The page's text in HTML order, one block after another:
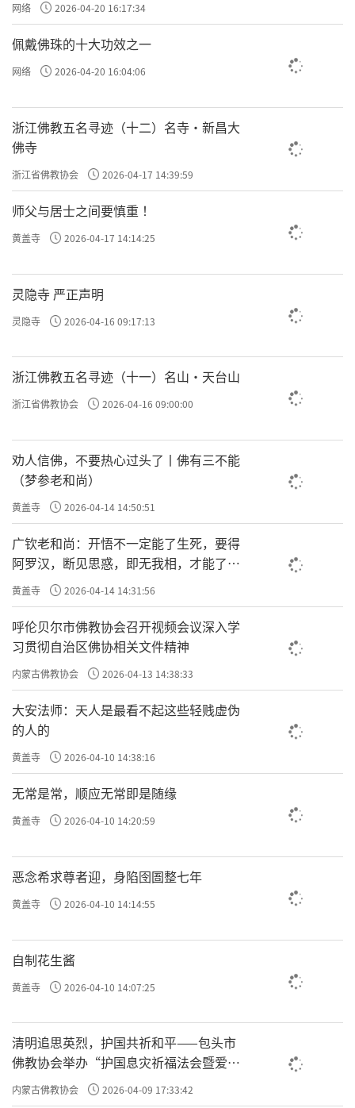
网络 2026-04-20 16:17:34
佩戴佛珠的十大功效之一
网络 2026-04-20 16:04:06
浙江佛教五名寻迹（十二）名寺·新昌大
佛寺
浙江省佛教协会 2026-04-17 14:39:59
师父与居士之间要慎重 ！
黄盖寺 2026-04-17 14:14:25
灵隐寺 严正声明
灵隐寺 2026-04-16 09:17:13
浙江佛教五名寻迹（十一）名山·天台山
浙江省佛教协会 2026-04-16 09:00:00
劝人信佛，不要热心过头了丨佛有三不能
（梦参老和尚）
黄盖寺 2026-04-14 14:50:51
广钦老和尚：开悟不一定能了生死，要得
阿罗汉，断见思惑，即无我相，才能了生
死
黄盖寺 2026-04-14 14:31:56
呼伦贝尔市佛教协会召开视频会议深入学
习贯彻自治区佛协相关文件精神
内蒙古佛教协会 2026-04-13 14:38:33
大安法师：天人是最看不起这些轻贱虚伪
的人的
黄盖寺 2026-04-10 14:38:16
无常是常，顺应无常即是随缘
黄盖寺 2026-04-10 14:20:59
恶念希求尊者迎，身陷囹圄整七年
黄盖寺 2026-04-10 14:14:55
自制花生酱
黄盖寺 2026-04-10 14:07:25
清明追思英烈，护国共祈和平——包头市
佛教协会举办“护国息灾祈福法会暨爱国
主义电影观影活动”
内蒙古佛教协会 2026-04-09 17:33:42